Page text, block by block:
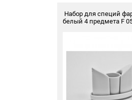
Набор для специй
белый 4 предмета F